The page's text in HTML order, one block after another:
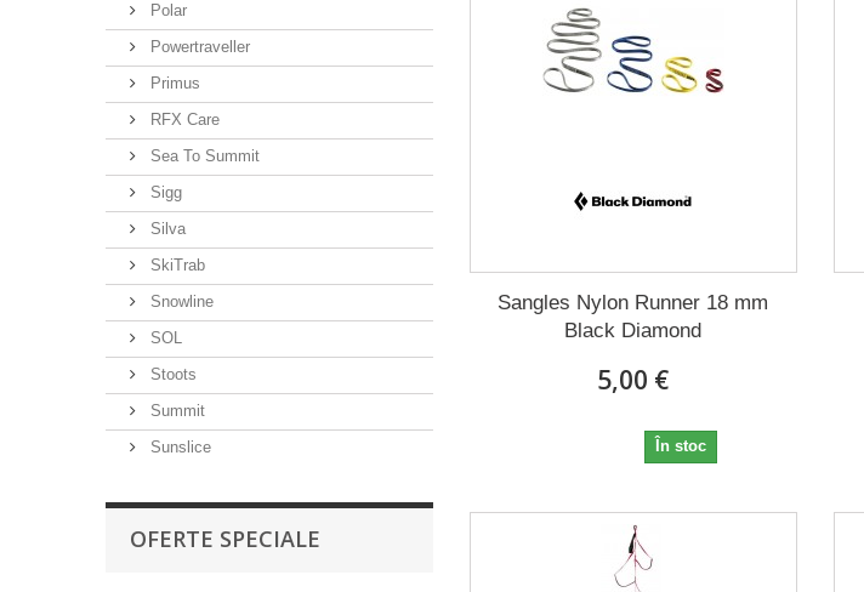
Polar
Powertraveller
Primus
RFX Care
Sea To Summit
Sigg
Silva
SkiTrab
Snowline
SOL
Stoots
Summit
Sunslice
OFERTE SPECIALE
Sangles Nylon Runner 18 mm
Black Diamond
5,00 €
În stoc